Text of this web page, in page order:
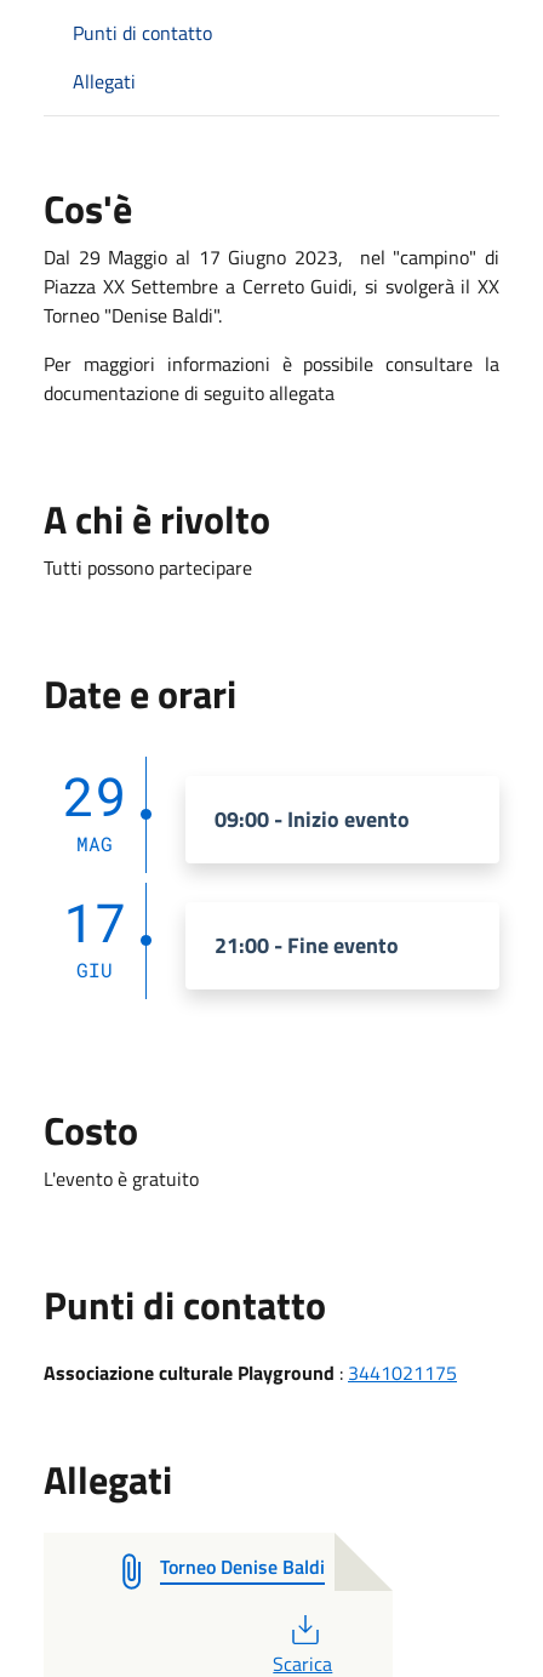
Punti di contatto
Allegati
Cos'è
Dal 29 Maggio al 17 Giugno 2023, nel "campino" di
Piazza XX Settembre a Cerreto Guidi, si svolgerà il XX
Torneo "Denise Baldi".
Per maggiori informazioni è possibile consultare la
documentazione di seguito allegata
A chi è rivolto
Tutti possono partecipare
Date e orari
29
MAG
09:00 - Inizio evento
17
GIU
21:00 - Fine evento
Costo
L'evento è gratuito
Punti di contatto
Associazione culturale Playground : 3441021175
Allegati
Torneo Denise Baldi
Scarica